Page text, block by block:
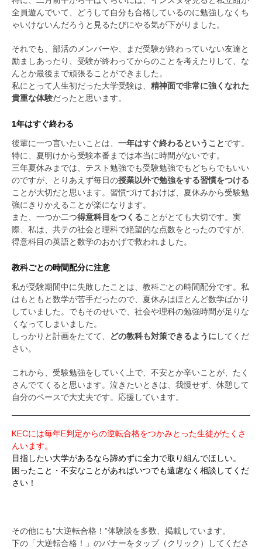
全員遊んでいて、どうして自分も合格しているのに勉強しなくち
ゃいけないんだろうと見るたびにやる気が下がりました。
それでも、部活のメンバーや、まだ受験が終わっていない友達と
励ましあったり、受験が終わってからのことを考えたりして、な
んとか最後まで頑張ることができました。
私にとって人生初だった大学受験は、 精神面で非常に強くなれた
貴重な体験だったと思います。
1年はすぐ終わる
後輩に一つ言いたいことは、 一年はすぐ終わるということです。
特に、夏明けから受験本番までは本当に時間がないです。
三年夏休みまでは、テスト勉強でも受験勉強でもどちらでもいい
のですが、とりあえず毎日の授業以外で勉強をする習慣をつける
ことが大切だと思います。習慣づけておけば、夏休みから受験勉
強にきりかえることが楽になります。
また、一つか二つ得意科目をつくることがとても大切です。実
際、私は、共テの社会と理科で絶望的な点数をとったのですが、
得意科目の英語と数学のおかげで救われました。
教科ごとの時間配分に注意
私が受験期間中に失敗したことは、教科ごとの時間配分です。私
はもともと数学が苦手だったので、夏休みはほとんど数学ばかり
していました。でもそのせいで、社会や理科の勉強時間が足りな
くなってしまいました。
しっかりと計画をたてて、
どの教科も対策できるようにしてくだ
さい。
これから、受験勉強をしていく上で、不安とか辛いことが、たく
さんでてくると思います。泣きたいときは、我慢せず、休憩して
自分のペースで大丈夫です。応援しています。
KECには毎年E判定からの逆転合格をつかみとった生徒がたくさ
んいます。
目指したい大学があるなら諦めずに全力で取り組んでほしい。
困ったこと・不安なことがあればいつでも遠慮なく相談してくだ
さい！
その他にも”大逆転合格！”体験談を多数、掲載しています。
下の「大逆転合格！」のバナーをタップ（クリック）してくださ